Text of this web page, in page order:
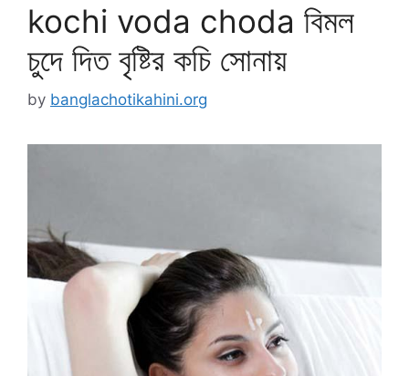
kochi voda choda বিমল
চুদে দিত বৃষ্টির কচি সোনায়
by banglachotikahini.org